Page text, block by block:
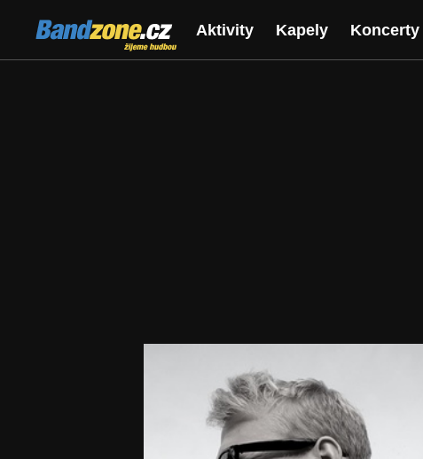
Bandzone.cz
žijeme hudbou
Aktivity Kapely Koncerty